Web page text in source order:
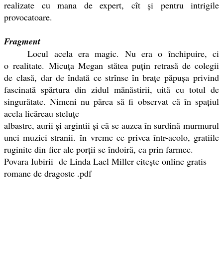
realizate cu mana de expert, cît și pentru intrigile
provocatoare.
Fragment
Locul acela era magic. Nu era o închipuire, ci
o realitate. Micuţa Megan stătea puţin retrasă de colegii
de clasă, dar de îndată ce strînse în braţe păpuşa privind
fascinată spărtura din zidul mănăstirii, uită cu totul de
singurătate. Nimeni nu părea să fi observat că în spaţiul
acela licăreau steluţe
albastre, aurii şi argintii şi că se auzea în surdină murmurul
unei muzici stranii. în vreme ce privea într-acolo, gratiile
ruginite din fier ale porţii se îndoiră, ca prin farmec.
Povara Iubirii de Linda Lael Miller citește online gratis
romane de dragoste .pdf